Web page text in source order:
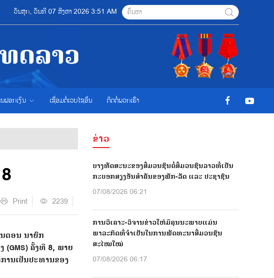
ວັນສຸກ, ວັນທີ 07 ສີງຫາ 2026 3:51 AM
ຟອກເງິນ ເຊື່ອມຕໍ່ເວບໄຊອ່ືນ ຕິດຕໍ່ພວກເຮົາ
Print 2239
ດອນ ນາຍົກ
ຄັ້ງທີ 8, ພາຍ
ານເປັນປະທານຂອງ
ຂ່າວ
ບາງທັດສະນະຂອງສື່ມວນຊົນຕໍ່ສື່ມວນຊົນລາວທີ່ເປັນ
ກະບອກສຽງອັນສຳຄັນຂອງພັກ-ລັດ ແລະ ປະຊາຊົນ
07/08/2026 06:21
ການວິເຄາະ-ວິຈານຂ່າວໃຫ້ມີຄຸນນະພາບແມ່ນ
ພາລະກິດທີ່ຈຳເປັນໃນການພັດທະນາສື່ມວນຊົນ
ສະໄໝໃໝ່
07/08/2026 06:17